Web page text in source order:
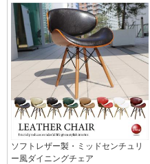
ソフトレザー製・ミッドセンチュリ
ー風ダイニングチェア